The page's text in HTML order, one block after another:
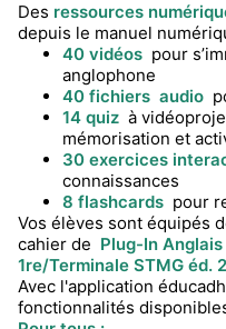
Des ressources
depuis le manuel
40 vidéos pour
anglophone
40 fichiers audio
14 quiz à
mémorisation et
30 exercices
connaissances
8 flashcards pour
Vos élèves sont équipés
cahier de Plug-In
1re/Terminale STMG éd.
Avec l'application
fonctionnalités